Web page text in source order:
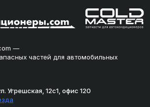
—
частей для автомобильных
Угрешская, 12с1, офис 120